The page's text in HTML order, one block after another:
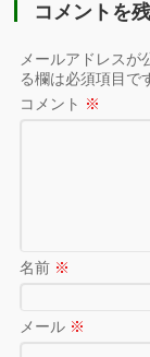
コメントを
メールアドレスが
る欄は必須項目で
コメント ※
名前 ※
メール ※